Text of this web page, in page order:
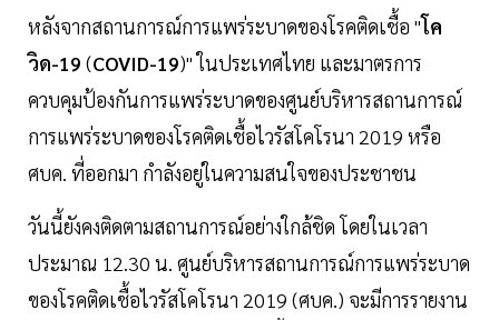
หลังจากสถานการณ์การแพร่ระบาดของโรคติดเชื้อ "โค
วิด-19 (COVID-19)" ในประเทศไทย และมาตรการ
ควบคุมป้องกันการแพร่ระบาดของศูนย์บริหารสถานการณ์
การแพร่ระบาดของโรคติดเชื้อไวรัสโคโรนา 2019 หรือ
ศบค. ที่ออกมา กำลังอยู่ในความสนใจของประชาชน
วันนี้ยังคงติดตามสถานการณ์อย่างใกล้ชิด โดยในเวลา
ประมาณ 12.30 น. ศูนย์บริหารสถานการณ์การแพร่ระบาด
ของโรคติดเชื้อไวรัสโคโรนา 2019 (ศบค.) จะมีการรายงาน